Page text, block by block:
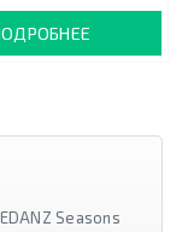
Seasons